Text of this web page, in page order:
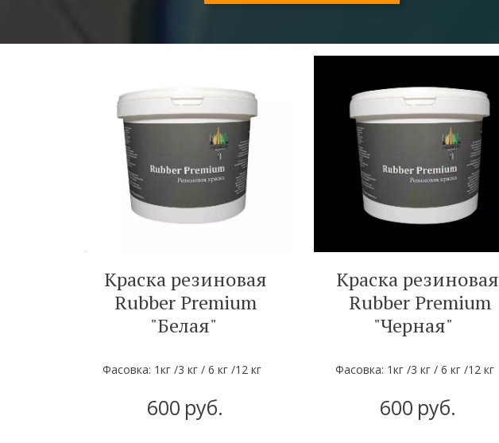
Краска резиновая
Rubber Premium
"Белая"
Фасовка: 1кг /3 кг / 6 кг /12 кг
600 руб.
Краска резиновая
Rubber Premium
"Черная"
Фасовка: 1кг /3 кг / 6 кг /12 кг
600 руб.